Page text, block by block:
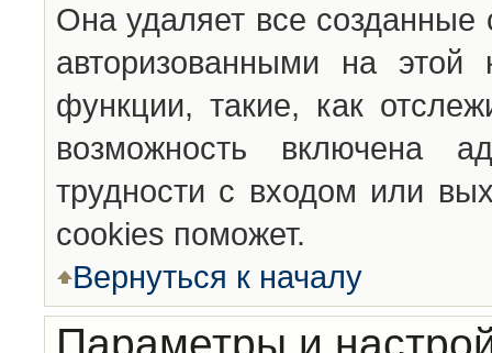
Она удаляет все созданные
авторизованными на
функции, такие, как
возможность включена
трудности с входом или
cookies поможет.
Вернуться к началу